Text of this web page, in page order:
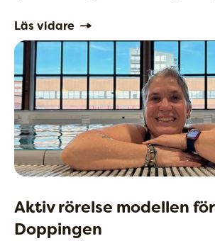
Läs vidare
Aktiv rörelse modellen för
Doppingen